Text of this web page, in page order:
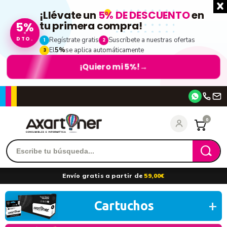
5%
DTO.
¡Llévate un 5% DE DESCUENTOen
tu primera compra!
1 Regístrate gratis 2 Suscríbete a nuestras ofertas
3 El5%se aplica automáticamente
¡Quiero mi 5%! →
entrar
0
Envío gratis a partir de 59,00€
Cartuchos